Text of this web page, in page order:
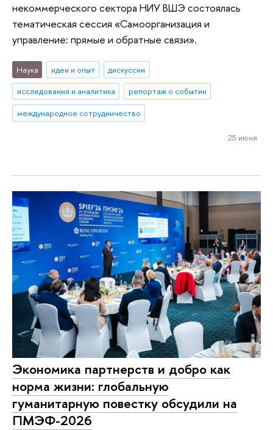
некоммерческого сектора НИУ ВШЭ состоялась
тематическая сессия «Самоорганизация и
управление: прямые и обратные связи».
Наука идеи и опыт
дискуссии
исследования и аналитика
репортаж о событии
международное сотрудничество
25 июня
Экономика партнерств и добро как
норма жизни: глобальную
гуманитарную повестку обсудили на
ПМЭФ-2026